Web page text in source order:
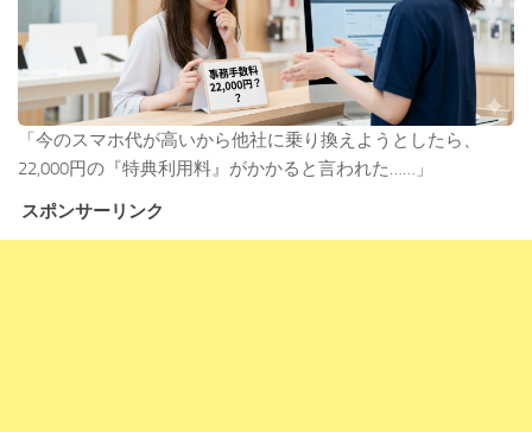
「今のスマホ代が高いから他社に乗り換えようとしたら、
22,000円の『特典利用料』がかかると言われた……」
スポンサーリンク